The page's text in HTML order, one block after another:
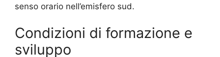
senso orario nell’emisfero sud.
Condizioni di formazione e
sviluppo